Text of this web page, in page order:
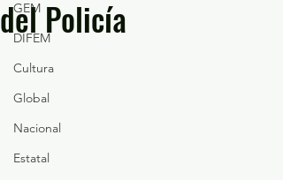
GEM
DIFEM
Cultura
Global
Nacional
Estatal
del Policía